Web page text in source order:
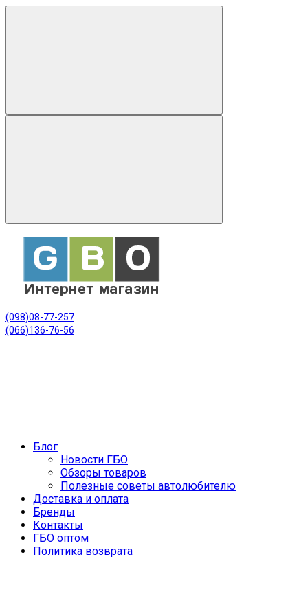
(098)08-77-257
(066)136-76-56
Блог
Новости ГБО
Обзоры товаров
Полезные советы автолюбителю
Доставка и оплата
Бренды
Контакты
ГБО оптом
Политика возврата